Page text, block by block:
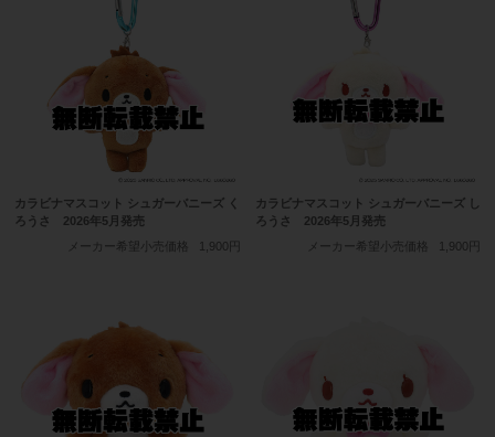
カラビナマスコット シュガーバニーズ く
ろうさ 2026年5月発売
メーカー希望小売価格
1,900円
カラビナマスコット シュガーバニーズ し
ろうさ 2026年5月発売
メーカー希望小売価格
1,900円